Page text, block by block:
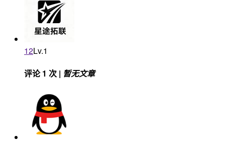
12Lv.1
评论 1 次 | 暂无文章